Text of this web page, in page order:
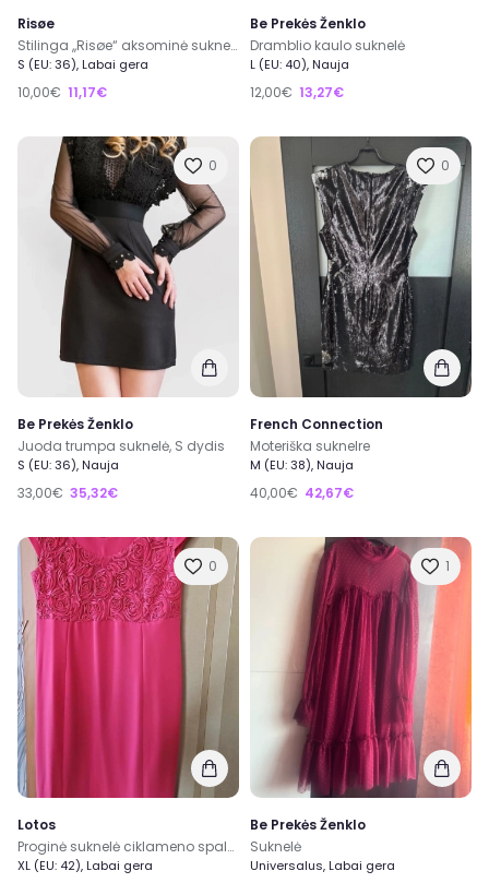
Risøe
Stilinga ,,Risøe“ aksominė suknelė su atvira nugara
S (EU: 36), Labai gera
10,00€ 11,17€
Be Prekės Ženklo
Dramblio kaulo suknelė
L (EU: 40), Nauja
12,00€ 13,27€
0
Be Prekės Ženklo
Juoda trumpa suknelė, S dydis
S (EU: 36), Nauja
33,00€ 35,32€
0
French Connection
Moteriška suknelre
M (EU: 38), Nauja
40,00€ 42,67€
0
Lotos
Proginė suknelė ciklameno spalvos
XL (EU: 42), Labai gera
1
Be Prekės Ženklo
Suknelė
Universalus, Labai gera